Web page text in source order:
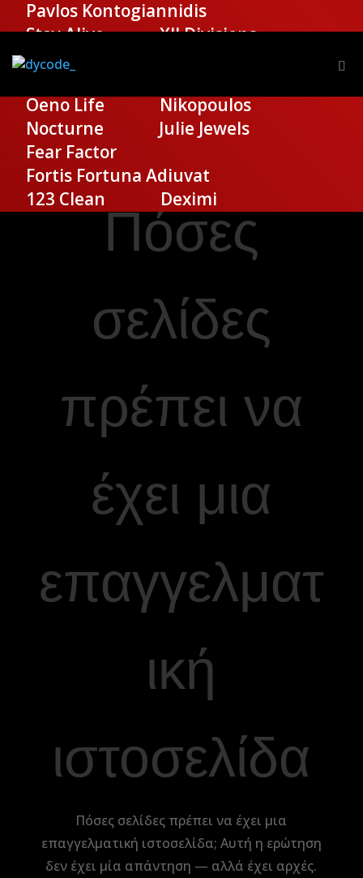
Κατηγορίες: Δημιουργία Ιστοσελίδας
Ιστοσελίδα που Πουλάει
Γράφτηκε από:
Πόσες
σελίδες
πρέπει να
έχει μια
επαγγελματ
ική
ιστοσελίδα
Πόσες σελίδες πρέπει να έχει μια
επαγγελματική ιστοσελίδα; Αυτή η ερώτηση
δεν έχει μία απάντηση — αλλά έχει αρχές.
Pavlos Kontogiannidis
Stay Alive
XII Divisions
Seance
Oeno Life
Nikopoulos
Nocturne
Julie Jewels
Fear Factor
Fortis Fortuna Adiuvat
123 Clean
Deximi